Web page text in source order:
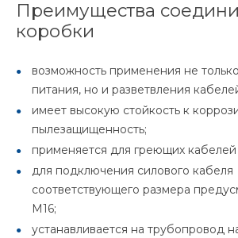
Преимущества
коробки
возможность применения не
питания, но и разветвления
имеет высокую стойкость к
пылезащищенность;
применяется для греющих кабелей
для подключения силового кабеля
соответствующего размера
М16;
устанавливается на трубопровод